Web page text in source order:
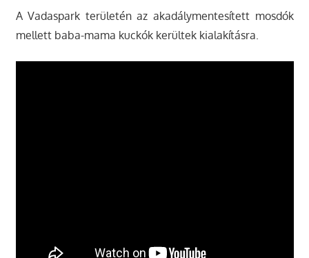
A Vadaspark területén az akadálymentesített mosdók
mellett baba-mama kuckók kerültek kialakításra.